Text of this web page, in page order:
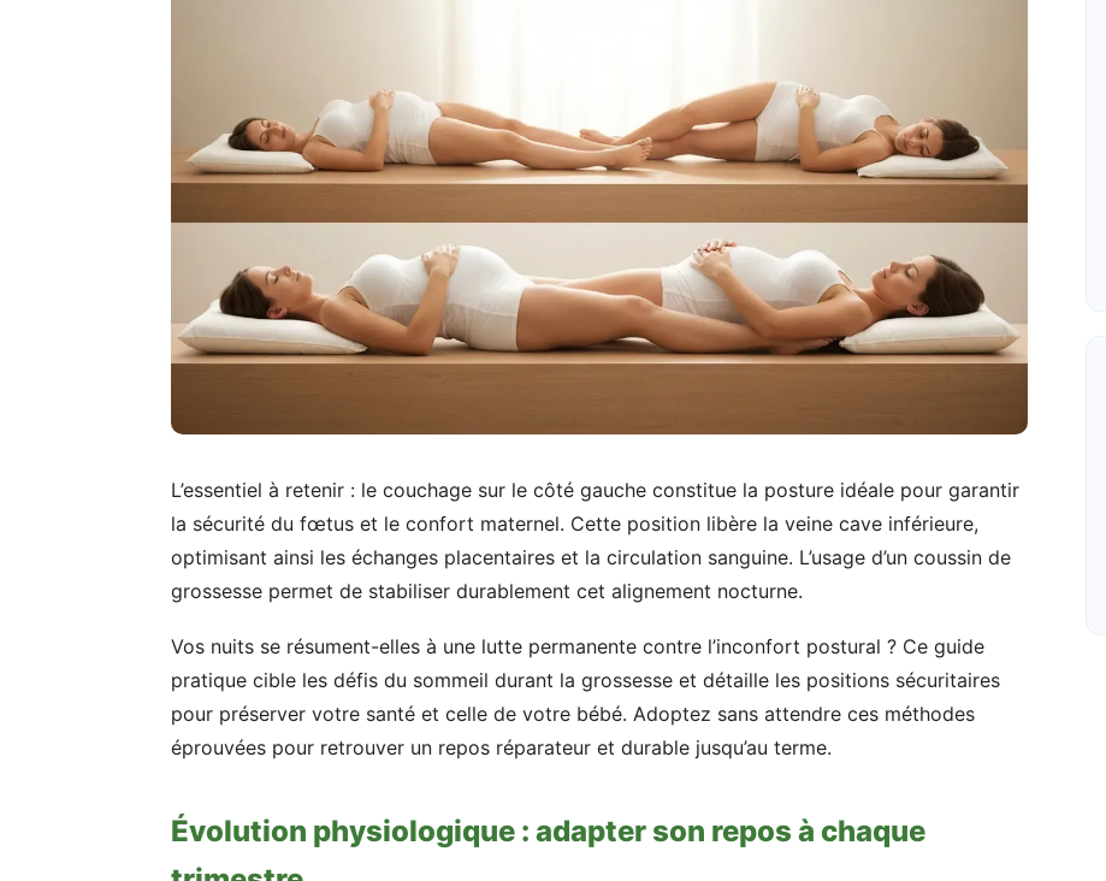
L’essentiel à retenir : le couchage sur le côté gauche constitue la posture idéale pour garantir
la sécurité du fœtus et le confort maternel. Cette position libère la veine cave inférieure,
optimisant ainsi les échanges placentaires et la circulation sanguine. L’usage d’un coussin de
grossesse permet de stabiliser durablement cet alignement nocturne.
Vos nuits se résument-elles à une lutte permanente contre l’inconfort postural ? Ce guide
pratique cible les défis du sommeil durant la grossesse et détaille les positions sécuritaires
pour préserver votre santé et celle de votre bébé. Adoptez sans attendre ces méthodes
éprouvées pour retrouver un repos réparateur et durable jusqu’au terme.
Évolution physiologique : adapter son repos à chaque